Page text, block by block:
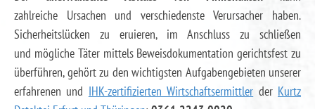
zahlreiche Ursachen und verschiedenste Verursacher haben.
Sicherheitslücken zu eruieren, im Anschluss zu schließen
und mögliche Täter mittels Beweisdokumentation gerichtsfest zu
überführen, gehört zu den wichtigsten Aufgabengebieten unserer
erfahrenen und IHK-zertifizierten Wirtschaftsermittler der Kurtz